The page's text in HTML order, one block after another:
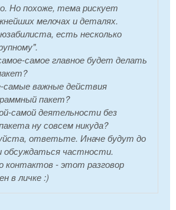
Но похоже, тема рискует
мелочах и деталях.
есть несколько
самое главное будет делать
самые важные действия
пакет?
самой деятельности без
ну совсем никуда?
ответьте. Иначе будут до
обсуждаться частности.
контактов - этот разговор
в личке :)